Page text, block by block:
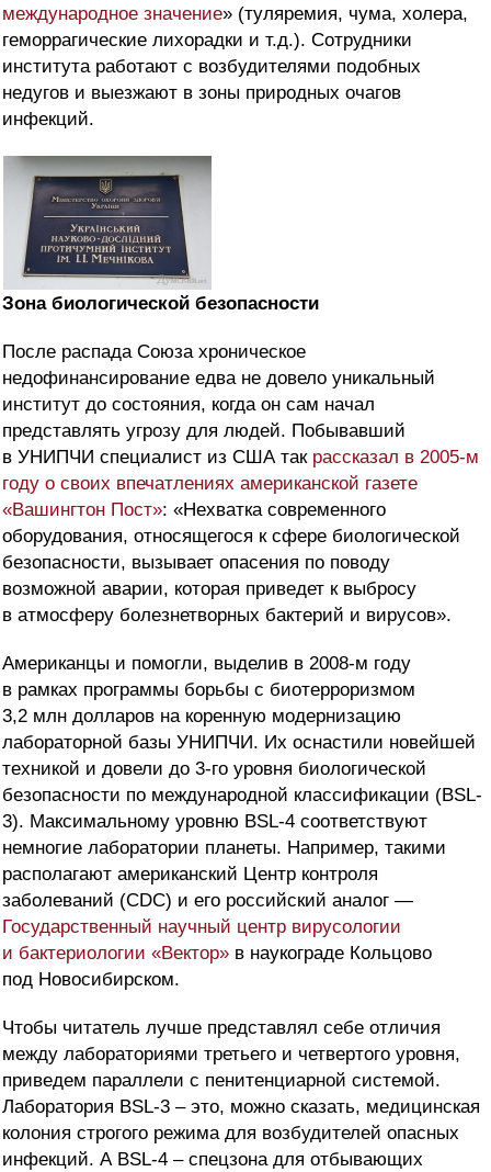
международное значение» (туляремия, чума, холера,
геморрагические лихорадки и т.д.). Сотрудники
института работают с возбудителями подобных
недугов и выезжают в зоны природных очагов
инфекций.
Зона биологической безопасности
После распада Союза хроническое
недофинансирование едва не довело уникальный
институт до состояния, когда он сам начал
представлять угрозу для людей. Побывавший
в УНИПЧИ специалист из США так рассказал в 2005-м
году о своих впечатлениях американской газете
«Вашингтон Пост»: «Нехватка современного
оборудования, относящегося к сфере биологической
безопасности, вызывает опасения по поводу
возможной аварии, которая приведет к выбросу
в атмосферу болезнетворных бактерий и вирусов».
Американцы и помогли, выделив в 2008-м году
в рамках программы борьбы с биотерроризмом
3,2 млн долларов на коренную модернизацию
лабораторной базы УНИПЧИ. Их оснастили новейшей
техникой и довели до 3-го уровня биологической
безопасности по международной классификации (BSL-
3). Максимальному уровню BSL-4 соответствуют
немногие лаборатории планеты. Например, такими
располагают американский Центр контроля
заболеваний (CDC) и его российский аналог —
Государственный научный центр вирусологии
и бактериологии «Вектор» в наукограде Кольцово
под Новосибирском.
Чтобы читатель лучше представлял себе отличия
между лабораториями третьего и четвертого уровня,
приведем параллели с пенитенциарной системой.
Лаборатория BSL-3 – это, можно сказать, медицинская
колония строгого режима для возбудителей опасных
инфекций. А BSL-4 – спецзона для отбывающих